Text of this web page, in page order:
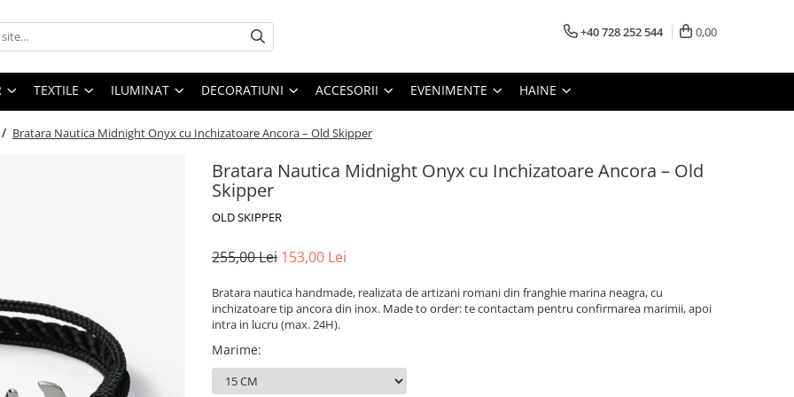
+40 728 252 544 0,00
TEXTILE ILUMINAT DECORATIUNI ACCESORII EVENIMENTE HAINE
Bratara Nautica Midnight Onyx cu Inchizatoare Ancora – Old Skipper
Bratara Nautica Midnight Onyx cu Inchizatoare Ancora – Old
Skipper
OLD SKIPPER
255,00 Lei 153,00 Lei
Bratara nautica handmade, realizata de artizani romani din franghie marina neagra, cu
inchizatoare tip ancora din inox. Made to order: te contactam pentru confirmarea marimii, apoi
intra in lucru (max. 24H).
Marime: